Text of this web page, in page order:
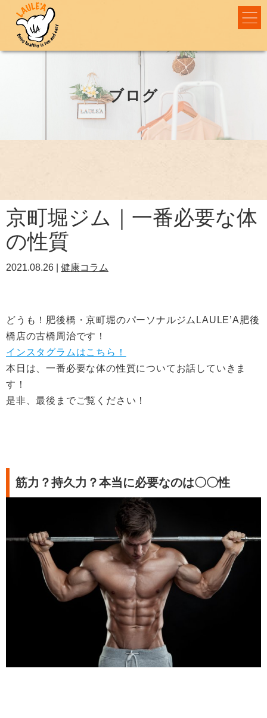
ブログ
京町堀ジム｜一番必要な体
の性質
2021.08.26 | 健康コラム
どうも！肥後橋・京町堀のパーソナルジムLAULE’A肥後
橋店の古橋周治です！
インスタグラムはこちら！
本日は、一番必要な体の性質についてお話していきま
す！
是非、最後までご覧ください！
筋力？持久力？本当に必要なのは〇〇性